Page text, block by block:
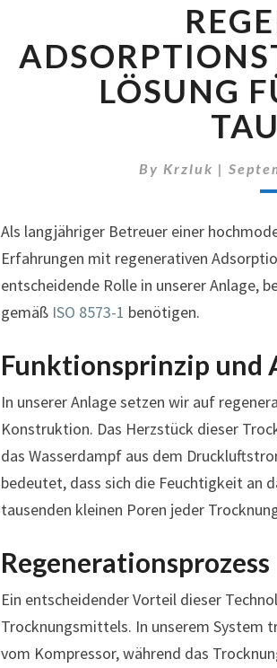
LÖSUNG
By Krzluk |
Als langjähriger Betreuer einer
Erfahrungen mit regenerativen
entscheidende Rolle in unserer Anlage,
gemäß ISO 8573-1 benötigen.
Funktionsprinzip und
In unserer Anlage setzen wir auf
Konstruktion. Das Herzstück dieser
das Wasserdampf aus dem
bedeutet, dass sich die Feuchtigkeit an
tausenden kleinen Poren jeder
Regenerationsprozess
Ein entscheidender Vorteil dieser
Trocknungsmittels. In unserem System
vom Kompressor, während das